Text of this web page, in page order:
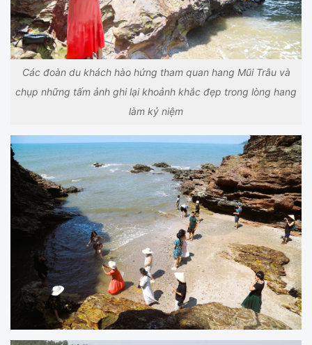
Các đoàn du khách hào hứng tham quan hang Mũi Trâu và
chụp những tấm ảnh ghi lại khoảnh khắc đẹp trong lòng hang
làm kỷ niệm